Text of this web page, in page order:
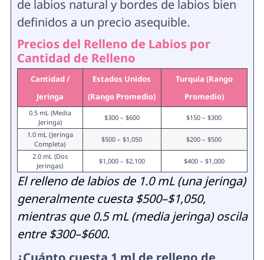
de labios natural y bordes de labios bien
definidos a un precio asequible.
Precios del Relleno de Labios por
Cantidad de Relleno
Cantidad /
Jeringa
Estados Unidos
(Rango Promedio)
Turquía (Rango
Promedio)
0.5 mL (Media
Jeringa)
$300 – $600
$150 – $300
1.0 mL (Jeringa
Completa)
$500 – $1,050
$200 – $500
2.0 mL (Dos
Jeringas)
$1,000 – $2,100 $400 – $1,000
El relleno de labios de 1.0 mL (una jeringa)
generalmente cuesta $500–$1,050,
mientras que 0.5 mL (media jeringa) oscila
entre $300–$600.